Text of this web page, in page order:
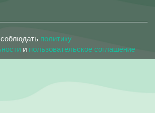
политику
и пользовательское соглашение